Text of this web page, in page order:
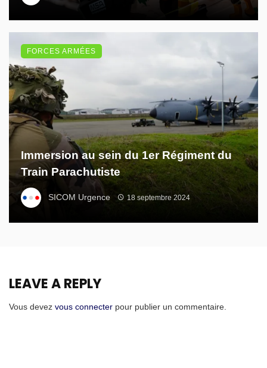
Immersion au sein du 1er Régiment du
Train Parachutiste
SICOM Urgence 18 septembre 2024
FORCES ARMÉES
LEAVE A REPLY
Vous devez vous connecter pour publier un commentaire.